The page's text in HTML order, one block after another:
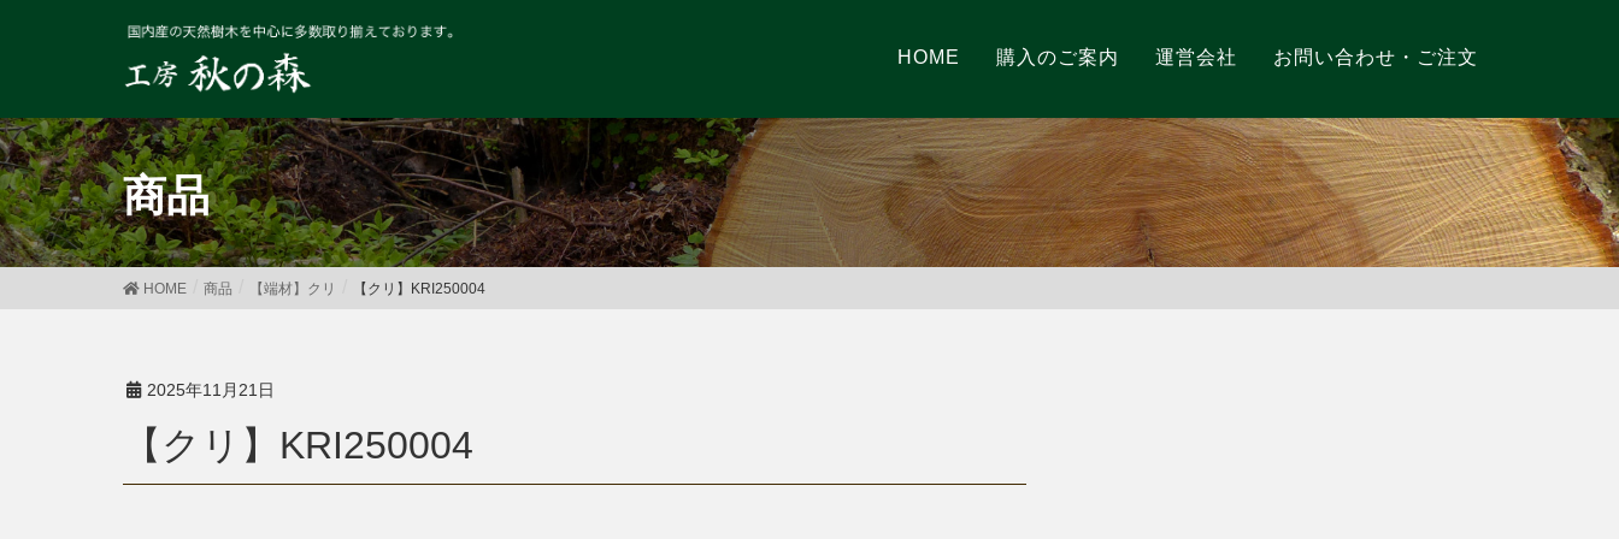
HOME 購入のご案内 運営会社 お問い合わせ・ご注文
商品
HOME 商品 【端材】クリ 【クリ】KRI250004
2025年11月21日
【クリ】KRI250004